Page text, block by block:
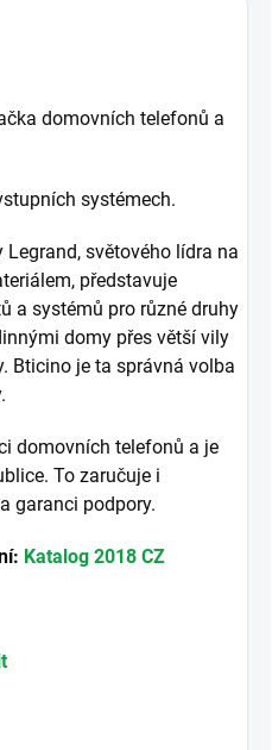
domovních telefonů a
systémech.
světového lídra na
představuje
a systémů pro různé druhy
domy přes větší vily
Bticino je ta správná volba
domovních telefonů a je
To zaručuje i
garanci podpory.
Katalog 2018 CZ